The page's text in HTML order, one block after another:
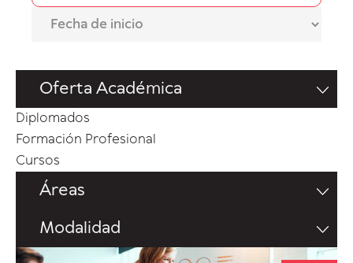
Oferta Académica
Diplomados
Formación Profesional
Cursos
Áreas
Modalidad